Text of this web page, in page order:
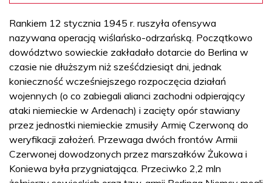
Rankiem 12 stycznia 1945 r. ruszyła ofensywa
nazywana operacją wiślańsko-odrzańską. Początkowo
dowództwo sowieckie zakładało dotarcie do Berlina w
czasie nie dłuższym niż sześćdziesiąt dni, jednak
konieczność wcześniejszego rozpoczęcia działań
wojennych (o co zabiegali alianci zachodni odpierający
ataki niemieckie w Ardenach) i zacięty opór stawiany
przez jednostki niemieckie zmusiły Armię Czerwoną do
weryfikacji założeń. Przewaga dwóch frontów Armii
Czerwonej dowodzonych przez marszałków Żukowa i
Koniewa była przygniatająca. Przeciwko 2,2 mln